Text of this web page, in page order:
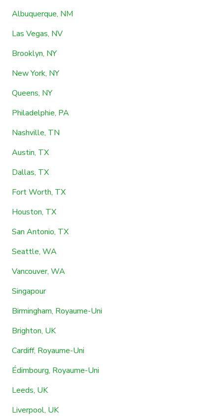
Albuquerque, NM
Las Vegas, NV
Brooklyn, NY
New York, NY
Queens, NY
Philadelphie, PA
Nashville, TN
Austin, TX
Dallas, TX
Fort Worth, TX
Houston, TX
San Antonio, TX
Seattle, WA
Vancouver, WA
Singapour
Birmingham, Royaume-Uni
Brighton, UK
Cardiff, Royaume-Uni
Édimbourg, Royaume-Uni
Leeds, UK
Liverpool, UK